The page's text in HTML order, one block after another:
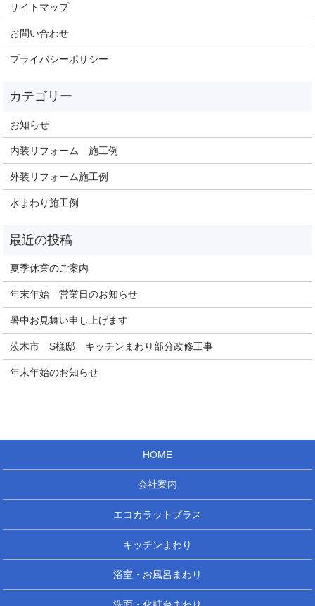
サイトマップ
お問い合わせ
プライバシーポリシー
お知らせ
内装リフォーム 施工例
外装リフォーム施工例
水まわり施工例
夏季休業のご案内
年末年始 営業日のお知らせ
暑中お見舞い申し上げます
茨木市 S様邸 キッチンまわり部分改修工事
年末年始のお知らせ
HOME
会社案内
エコカラットプラス
キッチンまわり
浴室・お風呂まわり